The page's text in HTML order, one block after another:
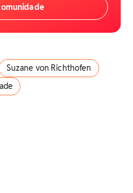
Suzane von Richthofen